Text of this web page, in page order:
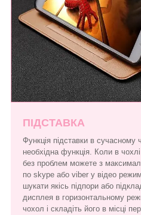
ПІДСТАВКА
Функція підставки в сучасному
необхідна функція. Коли в
без проблем можете з
по skype або viber у відео
шукати якісь підпори або
дисплея в горизонтальному
чохол і складіть його в місці